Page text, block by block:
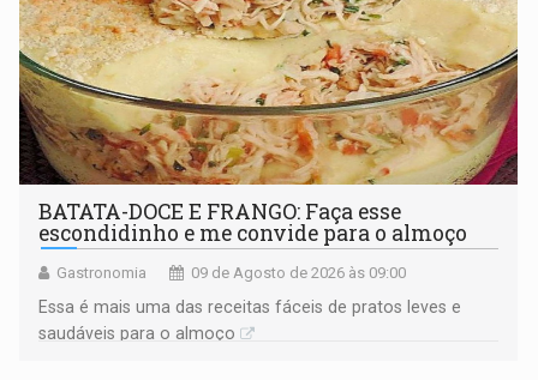
BATATA-DOCE E FRANGO: Faça esse
escondidinho e me convide para o almoço
Gastronomia 09 de Agosto de 2026 às 09:00
Essa é mais uma das receitas fáceis de pratos leves e
saudáveis para o almoço